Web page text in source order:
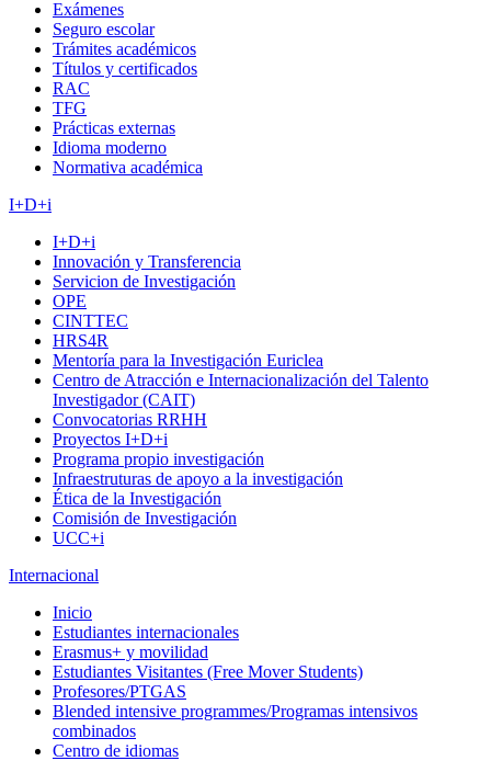
Exámenes
Seguro escolar
Trámites académicos
Títulos y certificados
RAC
TFG
Prácticas externas
Idioma moderno
Normativa académica
I+D+i
I+D+i
Innovación y Transferencia
Servicion de Investigación
OPE
CINTTEC
HRS4R
Mentoría para la Investigación Euriclea
Centro de Atracción e Internacionalización del Talento
Investigador (CAIT)
Convocatorias RRHH
Proyectos I+D+i
Programa propio investigación
Infraestruturas de apoyo a la investigación
Ética de la Investigación
Comisión de Investigación
UCC+i
Internacional
Inicio
Estudiantes internacionales
Erasmus+ y movilidad
Estudiantes Visitantes (Free Mover Students)
Profesores/PTGAS
Blended intensive programmes/Programas intensivos
combinados
Centro de idiomas